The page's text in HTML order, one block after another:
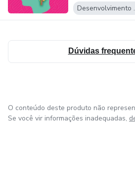
Dúvidas
O conteúdo deste produto não
Se você vir informações inadequadas,